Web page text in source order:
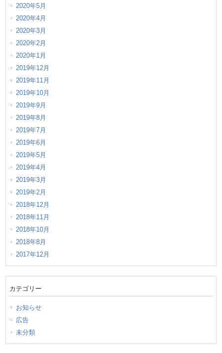
2020年5月
2020年4月
2020年3月
2020年2月
2020年1月
2019年12月
2019年11月
2019年10月
2019年9月
2019年8月
2019年7月
2019年6月
2019年5月
2019年4月
2019年3月
2019年2月
2018年12月
2018年11月
2018年10月
2018年8月
2017年12月
カテゴリー
お知らせ
広告
未分類